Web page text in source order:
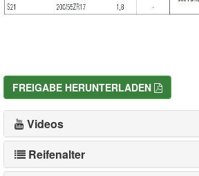
FREIGABE HERUNTERLADEN
Videos
Reifenalter